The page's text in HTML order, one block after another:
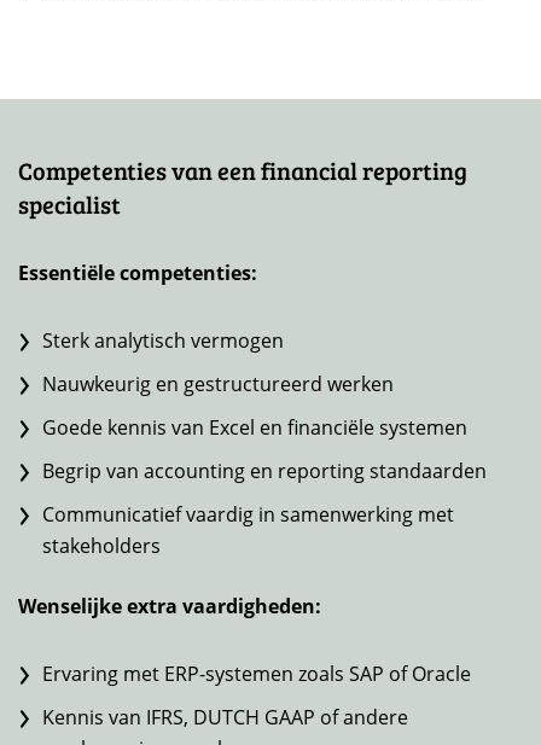
Competenties van een financial reporting
specialist
Essentiële competenties:
Sterk analytisch vermogen
Nauwkeurig en gestructureerd werken
Goede kennis van Excel en financiële systemen
Begrip van accounting en reporting standaarden
Communicatief vaardig in samenwerking met
stakeholders
Wenselijke extra vaardigheden:
Ervaring met ERP-systemen zoals SAP of Oracle
Kennis van IFRS, DUTCH GAAP of andere